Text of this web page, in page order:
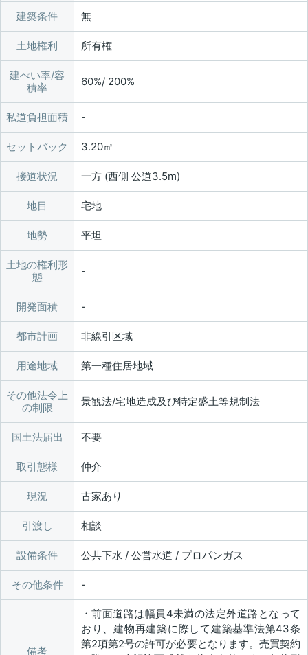
建築条件 無
土地権利 所有権
建ぺい率/容
積率
60%/ 200%
私道負担面積
セットバック 3.20㎡
接道状況 一方 (西側 公道3.5m)
地目 宅地
地勢 平坦
土地の権利形
態
開発面積
都市計画 非線引区域
用途地域 第一種住居地域
その他法令上
の制限
景観法/宅地造成及び特定盛土等規制法
国土法届出 不要
取引態様 仲介
現況 古家あり
引渡し 相談
設備条件 公共下水 / 公営水道 / プロパンガス
その他条件
備考
・前面道路は幅員4未満の法定外道路となって
おり、建物再建築に際して建築基準法第43条
第2項第2号の許可が必要となります。売買契約